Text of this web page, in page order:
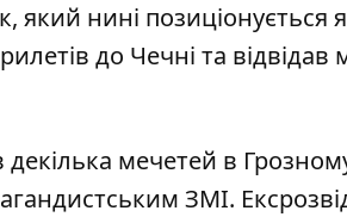
нині позиціонується
до Чечні та
декілька мечетей в
ЗМІ.